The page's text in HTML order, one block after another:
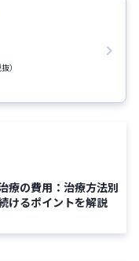
）
療の費用：治療方法別
けるポイントを解説